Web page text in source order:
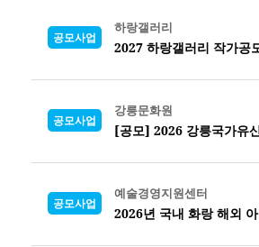
공모사업
하랑갤러리
2027 하랑갤러리 작가공
공모사업
강릉문화원
[공모] 2026 강릉국가유
공모사업
예술경영지원센터
2026년 국내 화랑 해외